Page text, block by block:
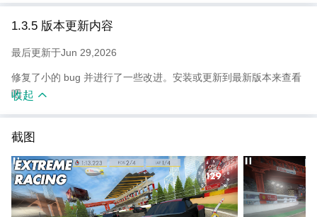
1.3.5 版本更新内容
最后更新于Jun 29,2026
修复了小的 bug 并进行了一些改进。安装或更新到最新版本来查看
吧！
收起
截图